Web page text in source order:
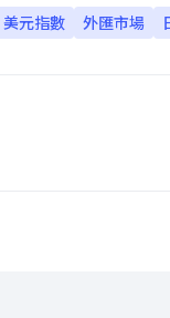
美元指數 外匯市場